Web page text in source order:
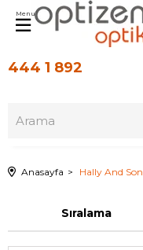
444 1 892
Menu
Anasayfa Hally And Son
Sıralama